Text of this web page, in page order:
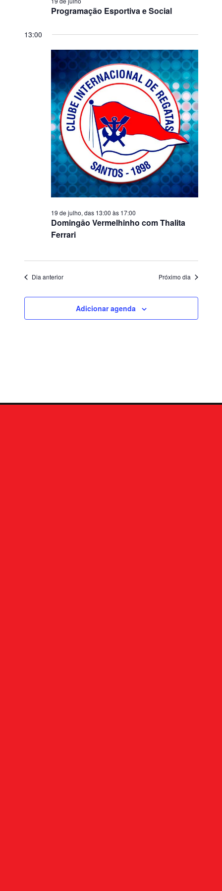
Programação Esportiva e Social
13:00
Domingāo Vermelhinho com Thalita
Ferrari
19 de julho, das 13:00 às 17:00
Dia anterior Próximo dia
Adicionar agenda